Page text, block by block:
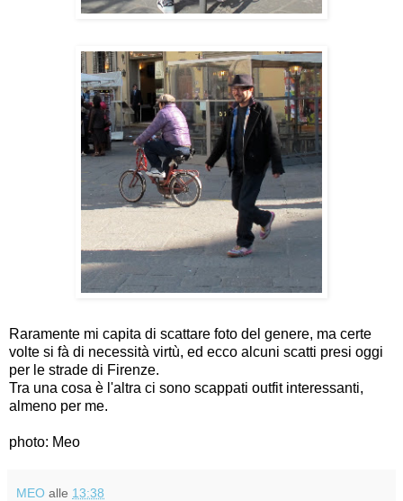
Raramente mi capita di scattare foto del genere, ma certe
volte si fà di necessità virtù, ed ecco alcuni scatti presi oggi
per le strade di Firenze.
Tra una cosa è l'altra ci sono scappati outfit interessanti,
almeno per me.
photo: Meo
MEO alle 13:38